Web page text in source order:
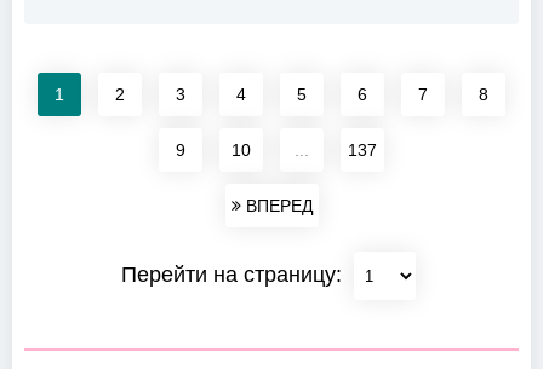
1 2 3 4 5 6 7 8
9 10 ... 137
ВПЕРЕД
Перейти на страницу: